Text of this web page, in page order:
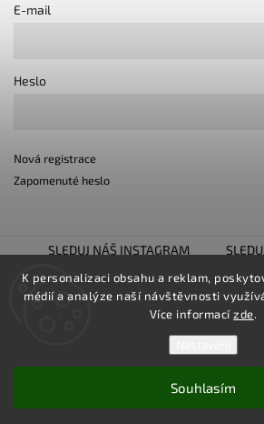
K personalizaci obsahu a reklam,
médií a analýze naší návštěvnosti
Více informacízde.
Souhlasím
E-mail
Heslo
Nová registrace
Zapomenuté heslo
SLEDUJ NÁŠ INSTAGRAM
TUNING SHOW TROJHALÍ
LOWER UNITED